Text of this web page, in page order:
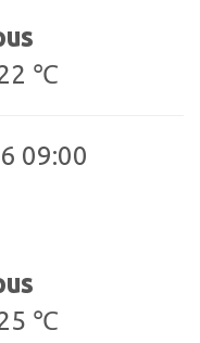
℃
09:00
℃